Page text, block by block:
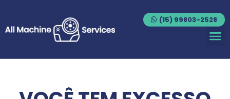
(15) 99803-2528